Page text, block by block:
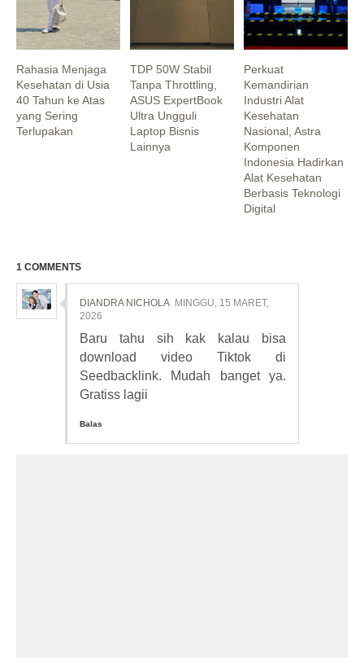
Rahasia Menjaga
Kesehatan di Usia
40 Tahun ke Atas
yang Sering
Terlupakan
TDP 50W Stabil
Tanpa Throttling,
ASUS ExpertBook
Ultra Ungguli
Laptop Bisnis
Lainnya
Perkuat
Kemandirian
Industri Alat
Kesehatan
Nasional, Astra
Komponen
Indonesia Hadirkan
Alat Kesehatan
Berbasis Teknologi
Digital
1 COMMENTS
DIANDRA NICHOLA MINGGU, 15 MARET,
2026
Baru tahu sih kak kalau bisa
download video Tiktok di
Seedbacklink. Mudah banget ya.
Gratiss lagii
Balas